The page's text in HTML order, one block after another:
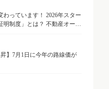
わっています！ 2026年スター
明制度」とは？ 不動産オーナ
昇】7月1日に今年の路線価が